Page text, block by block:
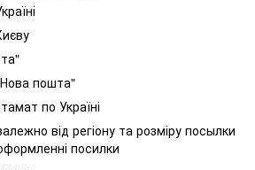
пошта"
по Україні
від регіону та розміру посылки
посилки